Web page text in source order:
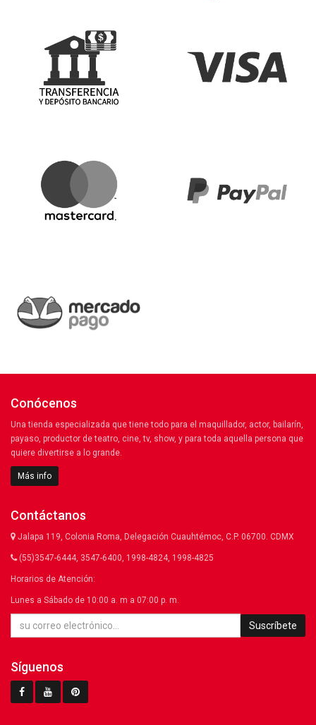
Conócenos
Una tienda especializada que tiene todo para el maquillador, actor, bailarín,
payaso, productor de teatro, cine, tv, show, y para toda aquella persona que
quiere divertirse a lo grande.
Más info
Contáctanos
Jalapa 119, Colonia Roma, Delegación Cuauhtémoc, C.P. 06700. CDMX
(55)3547-6444, 3547-6400, 1998-4824, 1998-4825
Horarios de Atención:
Lunes a Sábado de 10:00 a. m a 07:00 p. m.
Suscríbete
Síguenos